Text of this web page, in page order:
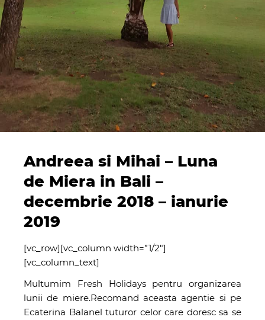
Andreea si Mihai – Luna
de Miera in Bali –
decembrie 2018 – ianurie
2019
[vc_row][vc_column width=”1/2″]
[vc_column_text]
Multumim Fresh Holidays pentru organizarea
lunii de miere.Recomand aceasta agentie si pe
Ecaterina Balanel tuturor celor care doresc sa se